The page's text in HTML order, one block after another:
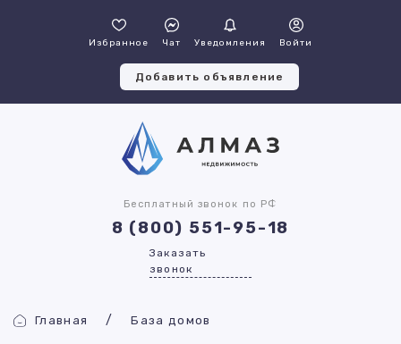
Избранное Чат Уведомления Войти
Добавить объявление
Бесплатный звонок по РФ
8 (800) 551-95-18
Заказать
звонок
Главная База домов